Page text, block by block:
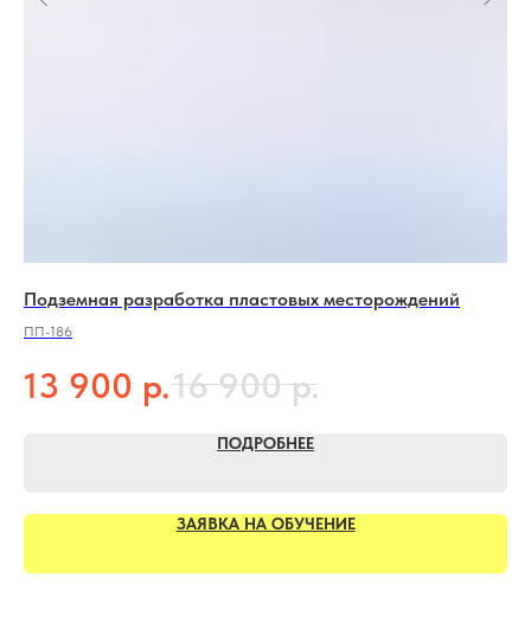
Подземная разработка пластовых месторождений
ПП-186
13 900 р.16 900 р.
ПОДРОБНЕЕ
ЗАЯВКА НА ОБУЧЕНИЕ